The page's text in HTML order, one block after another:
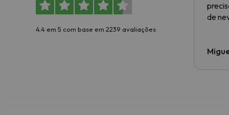
4.4 em 5 com base em 2239 avaliações
de